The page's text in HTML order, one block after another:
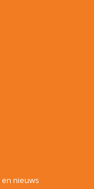
nieuws